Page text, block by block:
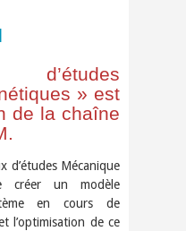
» est
de la chaîne
d’études Mécanique
créer un modèle
en cours de
l’optimisation de ce